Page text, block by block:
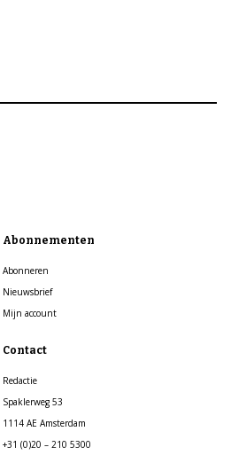
Abonnementen
Abonneren
Nieuwsbrief
Mijn account
Contact
Redactie
Spaklerweg 53
1114 AE Amsterdam
+31 (0)20 – 210 5300